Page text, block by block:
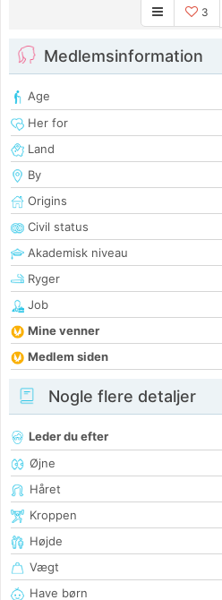
3
Medlemsinformation
Age
Her for
Land
By
Origins
Civil status
Akademisk niveau
Ryger
Job
Mine venner
Medlem siden
Nogle flere detaljer
Leder du efter
Øjne
Håret
Kroppen
Højde
Vægt
Have børn